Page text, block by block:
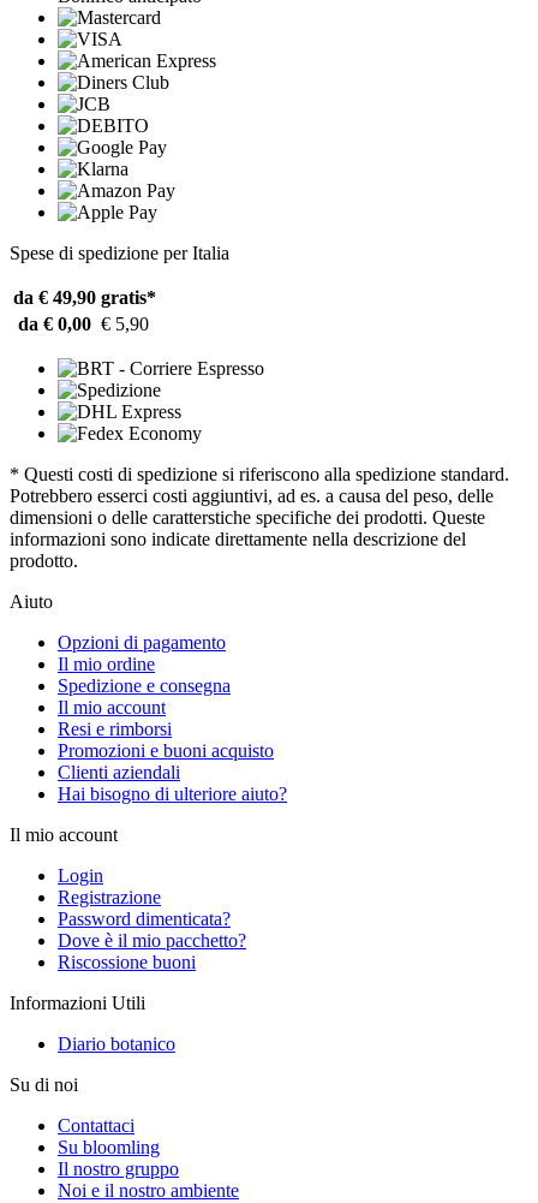
Spese di spedizione per Italia
da € 49,90 gratis*
da € 0,00 € 5,90
* Questi costi di spedizione si riferiscono alla spedizione standard.
Potrebbero esserci costi aggiuntivi, ad es. a causa del peso, delle
dimensioni o delle caratterstiche specifiche dei prodotti. Queste
informazioni sono indicate direttamente nella descrizione del
prodotto.
Aiuto
Opzioni di pagamento
Il mio ordine
Spedizione e consegna
Il mio account
Resi e rimborsi
Promozioni e buoni acquisto
Clienti aziendali
Hai bisogno di ulteriore aiuto?
Il mio account
Login
Registrazione
Password dimenticata?
Dove è il mio pacchetto?
Riscossione buoni
Informazioni Utili
Diario botanico
Su di noi
Contattaci
Su bloomling
Il nostro gruppo
Noi e il nostro ambiente